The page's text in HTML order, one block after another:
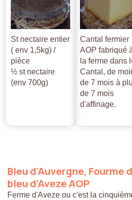
St nectaire entier
( env 1,5kg) /
pièce
½ st nectaire
(env 700g)
Cantal fermier
AOP fabriqué
la ferme dans
Cantal, de
de 7 mois à
de 7 mois
d'affinage.
Bleu d'Auvergne, Fourme
bleu d'AvezeAOP
Ferme d'Aveze ou c'est la